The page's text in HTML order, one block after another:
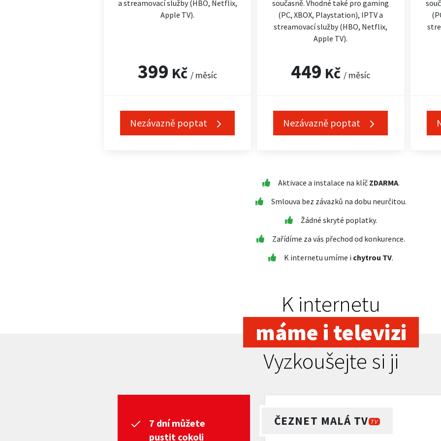
a streamovací služby (HBO, Netflix,
Apple TV).
399 Kč / měsíc
Nezávazně poptat
současně. Vhodné také pro gaming
(PC, XBOX, Playstation), IPTV a
streamovací služby (HBO, Netflix,
Apple TV).
449 Kč / měsíc
Nezávazně poptat
Aktivace a instalace na klíč ZDARMA.
Smlouva bez závazků na dobu neurčitou.
Žádné skryté poplatky.
Zařídíme za vás přechod od konkurence.
K internetu umíme i chytrou TV.
K internetu
máme i televizi
Vyzkoušejte si ji
7 dní můžete
pustit cokoli
ČEZNET MALÁ TV TV